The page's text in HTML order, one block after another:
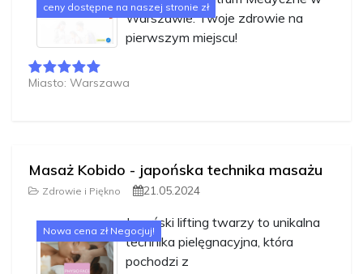
ceny dostępne na naszej stronie zł
Warszawie: Twoje zdrowie na
pierwszym miejscu!
Miasto: Warszawa
Masaż Kobido - japońska technika masażu
Zdrowie i Piękno 21.05.2024
Nowa cena zł Negocjuj!
Japoński lifting twarzy to unikalna
technika pielęgnacyjna, która
pochodzi z